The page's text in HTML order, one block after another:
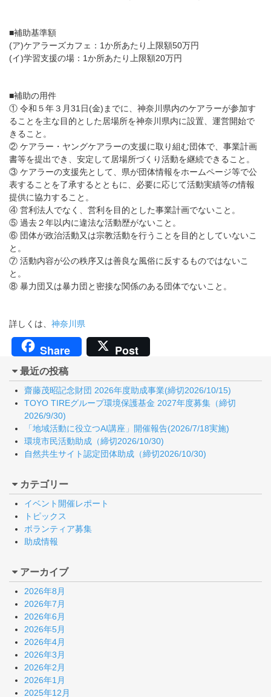
■補助基準額
(ア)ケアラーズカフェ：1か所あたり上限額50万円
(イ)学習支援の場：1か所あたり上限額20万円
■補助の用件
① 令和５年３月31日(金)までに、神奈川県内のケアラーが参加す
ることを主な目的とした居場所を神奈川県内に設置、運営開始で
きること。
② ケアラー・ヤングケアラーの支援に取り組む団体で、事業計画
書等を提出でき、安定して居場所づくり活動を継続できること。
③ ケアラーの支援先として、県が団体情報をホームページ等で公
表することを了承するとともに、必要に応じて活動実績等の情報
提供に協力すること。
④ 営利法人でなく、営利を目的とした事業計画でないこと。
⑤ 過去２年以内に違法な活動歴がないこと。
⑥ 団体が政治活動又は宗教活動を行うことを目的としていないこ
と。
⑦ 活動内容が公の秩序又は善良な風俗に反するものではないこ
と。
⑧ 暴力団又は暴力団と密接な関係のある団体でないこと。
詳しくは、 神奈川県
Share Post
最近の投稿
齋藤茂昭記念財団 2026年度助成事業(締切2026/10/15)
TOYO TIREグループ環境保護基金 2027年度募集（締切
2026/9/30)
「地域活動に役立つAI講座」開催報告(2026/7/18実施)
環境市民活動助成（締切2026/10/30)
自然共生サイト認定団体助成（締切2026/10/30)
カテゴリー
イベント開催レポート
トピックス
ボランティア募集
助成情報
アーカイブ
2026年8月
2026年7月
2026年6月
2026年5月
2026年4月
2026年3月
2026年2月
2026年1月
2025年12月